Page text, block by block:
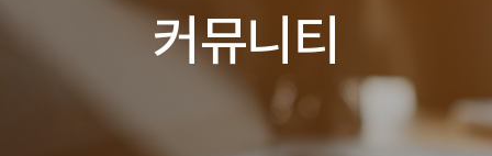
커뮤니티